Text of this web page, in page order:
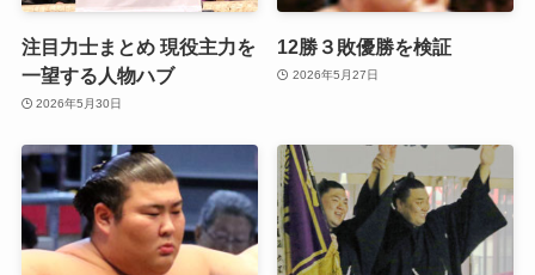
注目力士まとめ 現役主力を
一望する人物ハブ
2026年5月30日
12勝３敗優勝を検証
2026年5月27日